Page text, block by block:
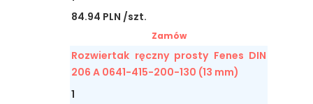
84.94 PLN /szt.
Zamów
Rozwiertak ręczny prosty Fenes DIN
206 A 0641-415-200-130 (13 mm)
1